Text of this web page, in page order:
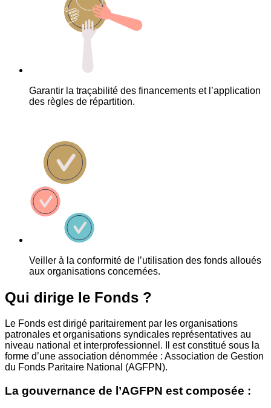
Garantir la traçabilité des financements et l’application
des règles de répartition.
Veiller à la conformité de l’utilisation des fonds alloués
aux organisations concernées.
Qui dirige le Fonds ?
Le Fonds est dirigé paritairement par les organisations
patronales et organisations syndicales représentatives au
niveau national et interprofessionnel. Il est constitué sous la
forme d’une association dénommée : Association de Gestion
du Fonds Paritaire National (AGFPN).
La gouvernance de l’AGFPN est composée :